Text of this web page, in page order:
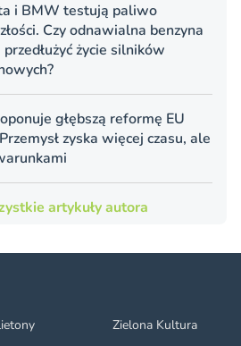
i BMW testują paliwo
Czy odnawialna benzyna
przedłużyć życie silników
głębszą reformę EU
zyska więcej czasu, ale
artykuły autora
Zielona Kultura